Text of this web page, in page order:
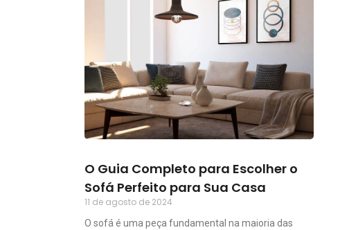
O Guia Completo para Escolher o
Sofá Perfeito para Sua Casa
11 de agosto de 2024
O sofá é uma peça fundamental na maioria das